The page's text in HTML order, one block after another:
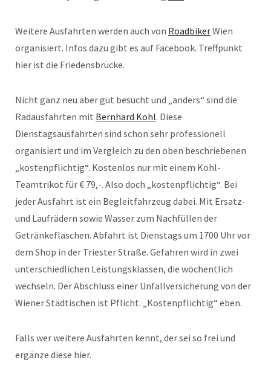
Weitere Ausfahrten werden auch von RoadbikerWien
organisiert. Infos dazu gibt es auf Facebook. Treffpunkt
hier ist die Friedensbrücke.
Nicht ganz neu aber gut besucht und „anders“ sind die
Radausfahrten mit Bernhard Kohl. Diese
Dienstagsausfahrten sind schon sehr professionell
organisiert und im Vergleich zu den oben beschriebenen
„kostenpflichtig“. Kostenlos nur mit einem Kohl-
Teamtrikot für € 79,-. Also doch „kostenpflichtig“. Bei
jeder Ausfahrt ist ein Begleitfahrzeug dabei. Mit Ersatz-
und Laufrädern sowie Wasser zum Nachfüllen der
Getränkeflaschen. Abfahrt ist Dienstags um 1700 Uhr vor
dem Shop in der Triester Straße. Gefahren wird in zwei
unterschiedlichen Leistungsklassen, die wöchentlich
wechseln. Der Abschluss einer Unfallversicherung von der
Wiener Städtischen ist Pflicht. „Kostenpflichtig“ eben.
Falls wer weitere Ausfahrten kennt, der sei so frei und
ergänze diese hier.